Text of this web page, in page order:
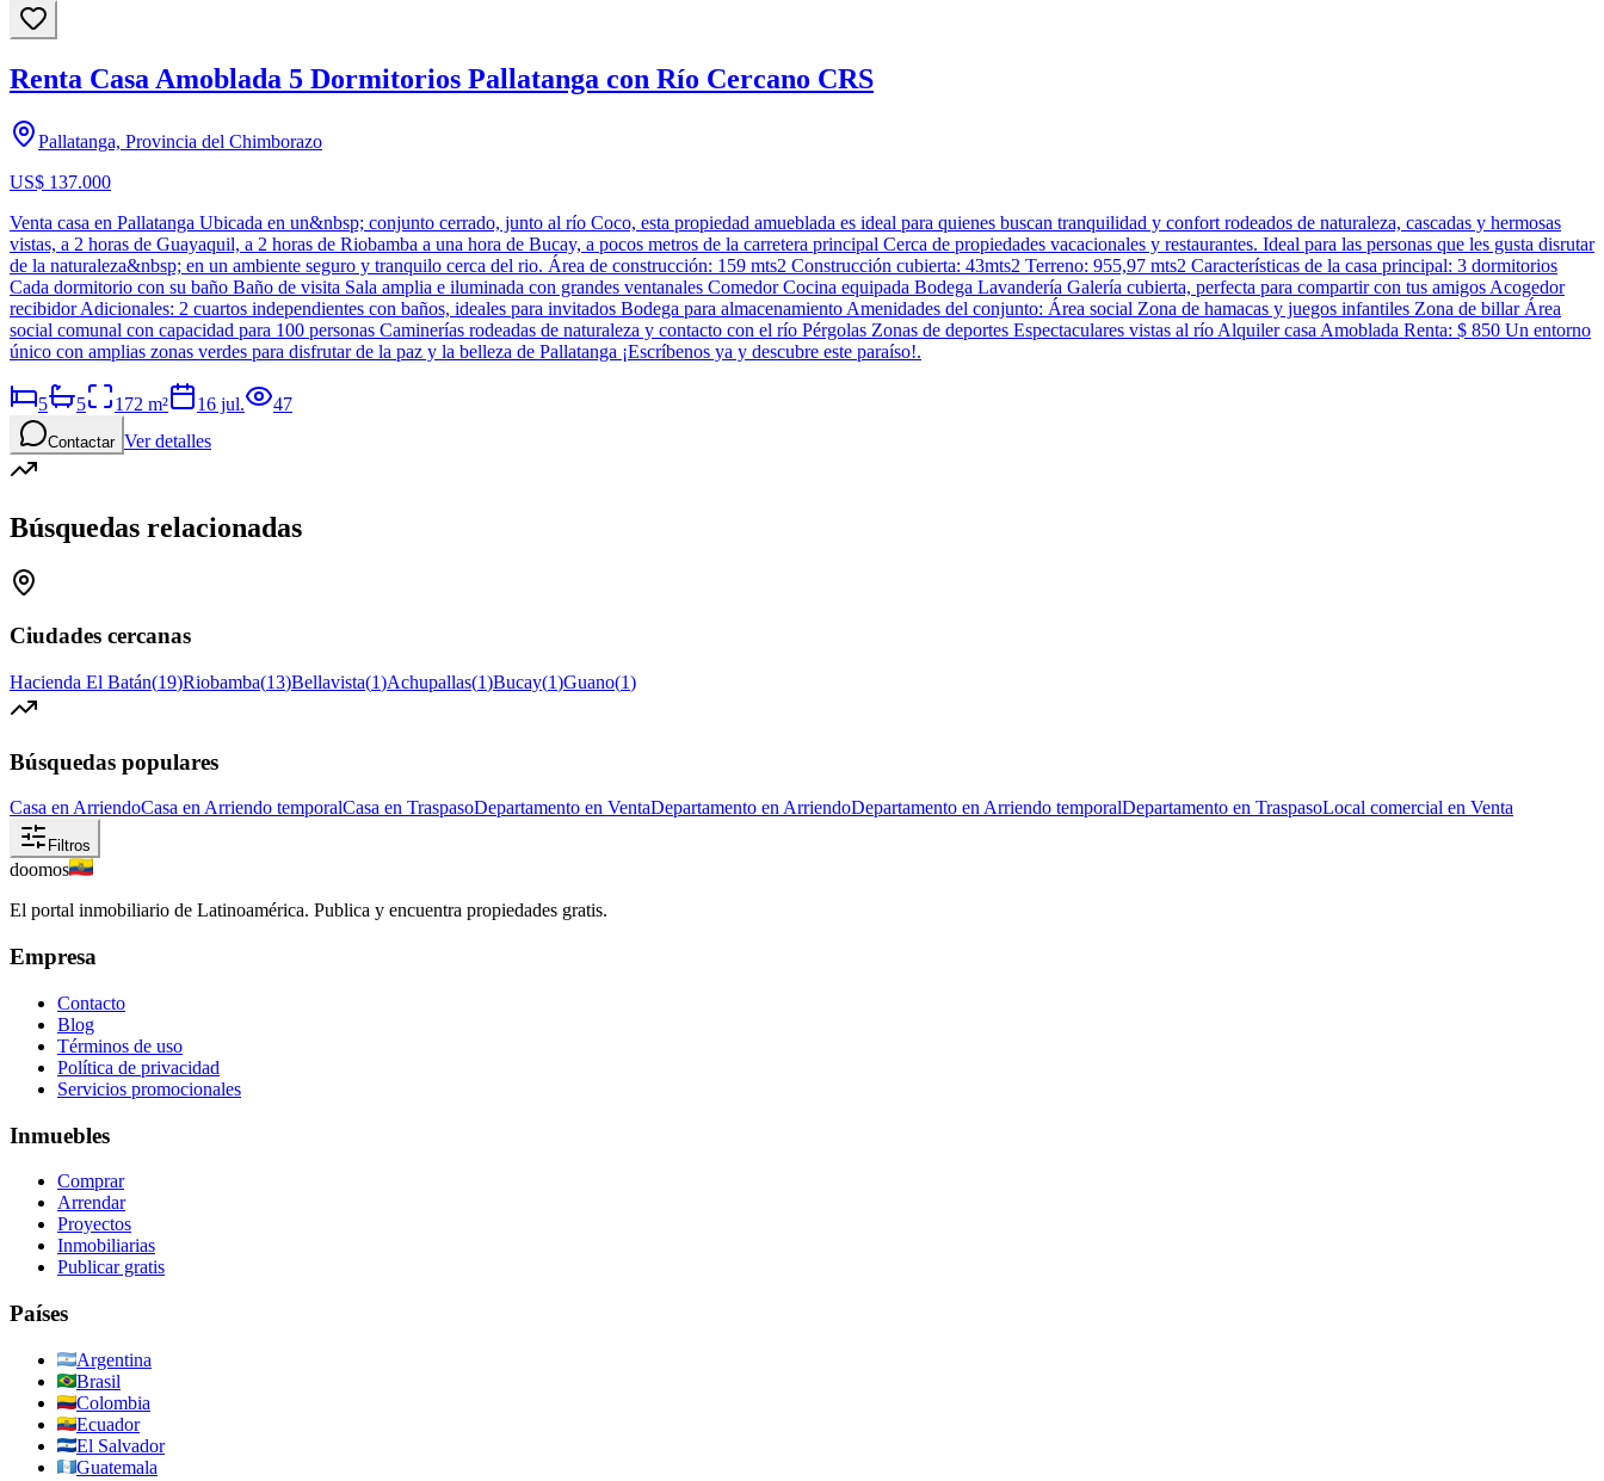
Renta Casa Amoblada 5 Dormitorios Pallatanga con Río Cercano CRS
Pallatanga, Provincia del Chimborazo
US$ 137.000
Venta casa en Pallatanga Ubicada en un&nbsp; conjunto cerrado, junto al río Coco, esta propiedad amueblada es ideal para quienes buscan tranquilidad y confort rodeados de naturaleza, cascadas y hermosas
vistas, a 2 horas de Guayaquil, a 2 horas de Riobamba a una hora de Bucay, a pocos metros de la carretera principal Cerca de propiedades vacacionales y restaurantes. Ideal para las personas que les gusta disrutar
de la naturaleza&nbsp; en un ambiente seguro y tranquilo cerca del rio. Área de construcción: 159 mts2 Construcción cubierta: 43mts2 Terreno: 955,97 mts2 Características de la casa principal: 3 dormitorios
Cada dormitorio con su baño Baño de visita Sala amplia e iluminada con grandes ventanales Comedor Cocina equipada Bodega Lavandería Galería cubierta, perfecta para compartir con tus amigos Acogedor
recibidor Adicionales: 2 cuartos independientes con baños, ideales para invitados Bodega para almacenamiento Amenidades del conjunto: Área social Zona de hamacas y juegos infantiles Zona de billar Área
social comunal con capacidad para 100 personas Caminerías rodeadas de naturaleza y contacto con el río Pérgolas Zonas de deportes Espectaculares vistas al río Alquiler casa Amoblada Renta: $ 850 Un entorno
único con amplias zonas verdes para disfrutar de la paz y la belleza de Pallatanga ¡Escríbenos ya y descubre este paraíso!.
5 5 172 m² 16 jul. 47
Contactar Ver detalles
Búsquedas relacionadas
Ciudades cercanas
Hacienda El Batán(19)Riobamba(13)Bellavista(1)Achupallas(1)Bucay(1)Guano(1)
Búsquedas populares
Casa en ArriendoCasa en Arriendo temporalCasa en TraspasoDepartamento en VentaDepartamento en ArriendoDepartamento en Arriendo temporalDepartamento en TraspasoLocal comercial en Venta
Filtros
doomos
El portal inmobiliario de Latinoamérica. Publica y encuentra propiedades gratis.
Empresa
Contacto
Blog
Términos de uso
Política de privacidad
Servicios promocionales
Inmuebles
Comprar
Arrendar
Proyectos
Inmobiliarias
Publicar gratis
Países
Argentina
Brasil
Colombia
Ecuador
El Salvador
Guatemala